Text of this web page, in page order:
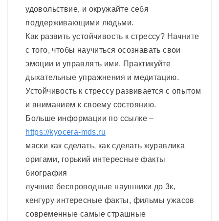
удовольствие, и окружайте себя
поддерживающими людьми.
Как развить устойчивость к стрессу? Начните
с того, чтобы научиться осознавать свои
эмоции и управлять ими. Практикуйте
дыхательные упражнения и медитацию.
Устойчивость к стрессу развивается с опытом
и вниманием к своему состоянию.
Больше информации по ссылке –
https://kyocera-mds.ru
маски как сделать, как сделать журавлика
оригами, горький интересные факты
биография
лучшие беспроводные наушники до 3к,
кенгуру интересные факты, фильмы ужасов
современные самые страшные